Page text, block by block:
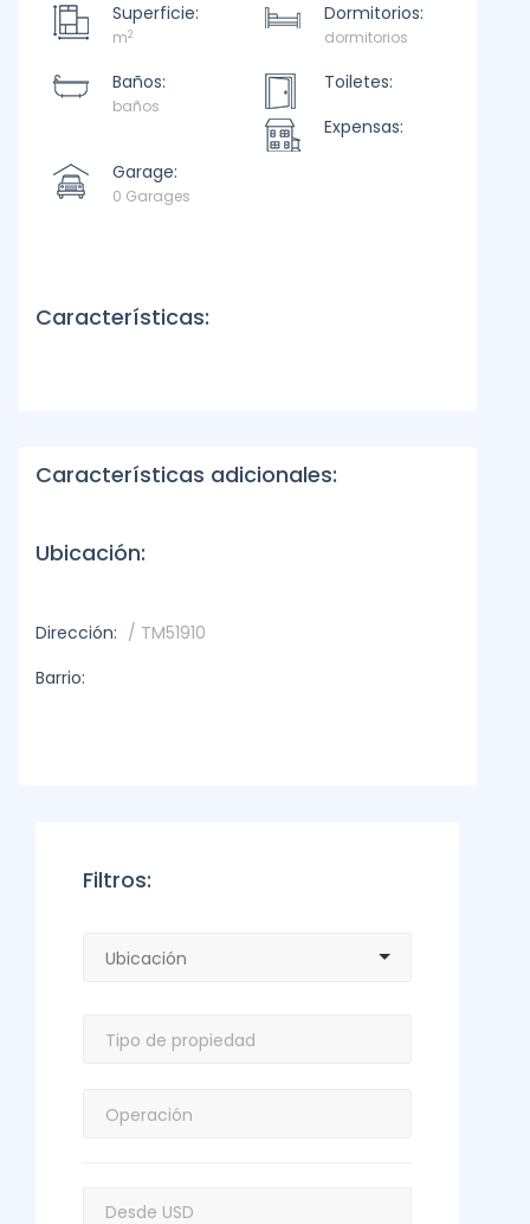
Superficie:
m2
Dormitorios:
dormitorios
Baños:
baños
Toiletes:
Expensas:
Garage:
0 Garages
Características:
Características adicionales:
Ubicación:
Dirección: / TM51910
Barrio:
Filtros: